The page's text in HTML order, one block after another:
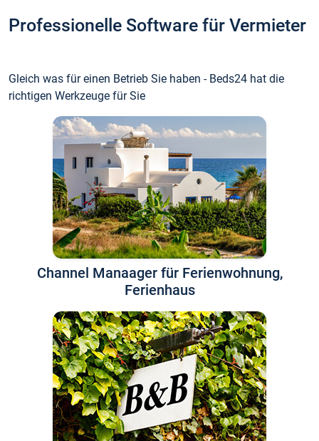
Professionelle Software für Vermieter
Gleich was für einen Betrieb Sie haben - Beds24 hat die
richtigen Werkzeuge für Sie
Channel Manaager für Ferienwohnung,
Ferienhaus